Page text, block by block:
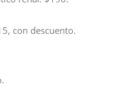
con descuento.